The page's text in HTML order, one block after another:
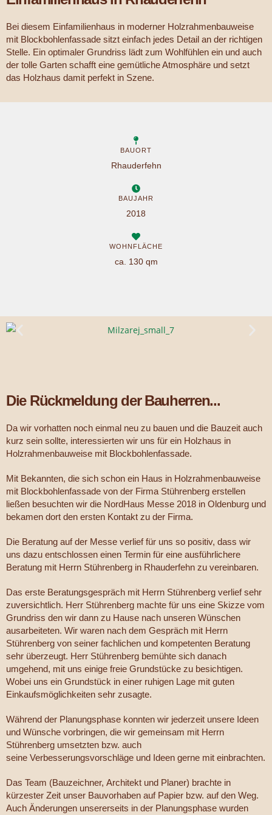
Bei diesem Einfamilienhaus in moderner Holzrahmenbauweise
mit Blockbohlenfassade sitzt einfach jedes Detail an der richtigen
Stelle. Ein optimaler Grundriss lädt zum Wohlfühlen ein und auch
der tolle Garten schafft eine gemütliche Atmosphäre und setzt
das Holzhaus damit perfekt in Szene.
BAUORT
Rhauderfehn
BAUJAHR
2018
WOHNFLÄCHE
ca. 130 qm
Die Rückmeldung der Bauherren...
Da wir vorhatten noch einmal neu zu bauen und die Bauzeit auch
kurz sein sollte, interessierten wir uns für ein Holzhaus in
Holzrahmenbauweise mit Blockbohlenfassade.
Mit Bekannten, die sich schon ein Haus in Holzrahmenbauweise
mit Blockbohlenfassade von der Firma Stührenberg erstellen
ließen besuchten wir die NordHaus Messe 2018 in Oldenburg und
bekamen dort den ersten Kontakt zu der Firma.
Die Beratung auf der Messe verlief für uns so positiv, dass wir
uns dazu entschlossen einen Termin für eine ausführlichere
Beratung mit Herrn Stührenberg in Rhauderfehn zu vereinbaren.
Das erste Beratungsgespräch mit Herrn Stührenberg verlief sehr
zuversichtlich. Herr Stührenberg machte für uns eine Skizze vom
Grundriss den wir dann zu Hause nach unseren Wünschen
ausarbeiteten. Wir waren nach dem Gespräch mit Herrn
Stührenberg von seiner fachlichen und kompetenten Beratung
sehr überzeugt. Herr Stührenberg bemühte sich danach
umgehend, mit uns einige freie Grundstücke zu besichtigen.
Wobei uns ein Grundstück in einer ruhigen Lage mit guten
Einkaufsmöglichkeiten sehr zusagte.
Während der Planungsphase konnten wir jederzeit unsere Ideen
und Wünsche vorbringen, die wir gemeinsam mit Herrn
Stührenberg umsetzten bzw. auch
seine Verbesserungsvorschläge und Ideen gerne mit einbrachten.
Das Team (Bauzeichner, Architekt und Planer) brachte in
kürzester Zeit unser Bauvorhaben auf Papier bzw. auf den Weg.
Auch Änderungen unsererseits in der Planungsphase wurden